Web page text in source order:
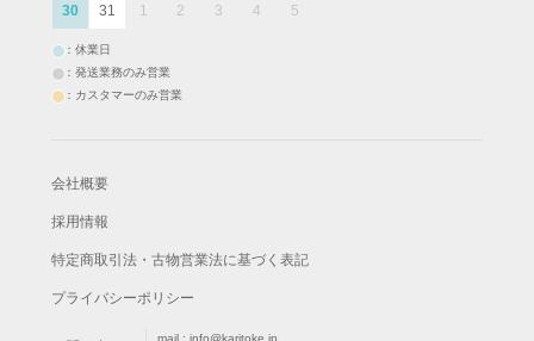
30 31 1 2 3 4 5
：休業日
：発送業務のみ営業
：カスタマーのみ営業
会社概要
採用情報
特定商取引法・古物営業法に基づく表記
プライバシーポリシー
mail : info@karitoke.jp